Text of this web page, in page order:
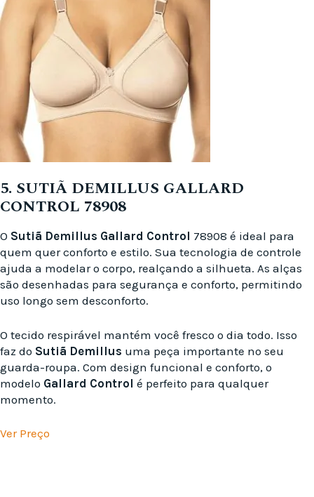
5. SUTIÃ DEMILLUS GALLARD
CONTROL 78908
O Sutiã Demillus Gallard Control 78908 é ideal para
quem quer conforto e estilo. Sua tecnologia de controle
ajuda a modelar o corpo, realçando a silhueta. As alças
são desenhadas para segurança e conforto, permitindo
uso longo sem desconforto.
O tecido respirável mantém você fresco o dia todo. Isso
faz do Sutiã Demillus uma peça importante no seu
guarda-roupa. Com design funcional e conforto, o
modelo Gallard Control é perfeito para qualquer
momento.
Ver Preço